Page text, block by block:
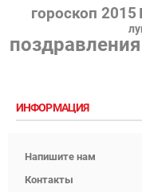
гороскоп 2015
ИНФОРМАЦИЯ
Напишите нам
Контакты